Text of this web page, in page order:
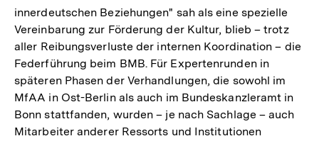
innerdeutschen Beziehungen" sah als eine spezielle
Vereinbarung zur Förderung der Kultur, blieb – trotz
aller Reibungsverluste der internen Koordination – die
Federführung beim BMB. Für Expertenrunden in
späteren Phasen der Verhandlungen, die sowohl im
MfAA in Ost-Berlin als auch im Bundeskanzleramt in
Bonn stattfanden, wurden – je nach Sachlage – auch
Mitarbeiter anderer Ressorts und Institutionen